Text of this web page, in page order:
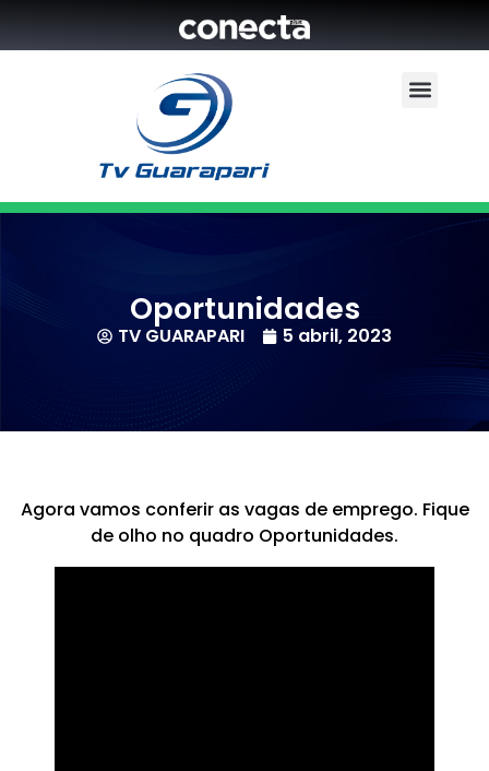
Oportunidades
TV GUARAPARI 5 abril, 2023
Agora vamos conferir as vagas de emprego. Fique
de olho no quadro Oportunidades.